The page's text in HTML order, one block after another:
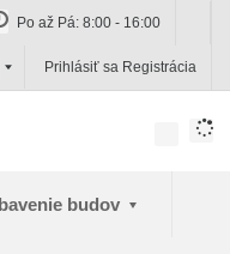
Po až Pá: 8:00 - 16:00
s
k
Prihlásiť sa Registrácia
budov